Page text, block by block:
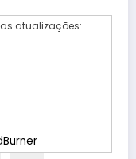
atualizações: